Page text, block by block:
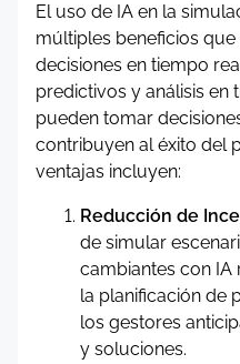
El uso de IA en la
múltiples beneficios
decisiones en tiempo
predictivos y análisis en
pueden tomar
contribuyen al éxito del
ventajas incluyen:
Reducción de
de simular
cambiantes con
la planificación de
los gestores
y soluciones.